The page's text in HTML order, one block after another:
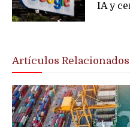
IA y
Artículos Relacionados